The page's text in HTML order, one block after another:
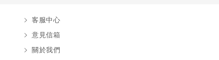
客服中心
意見信箱
關於我們